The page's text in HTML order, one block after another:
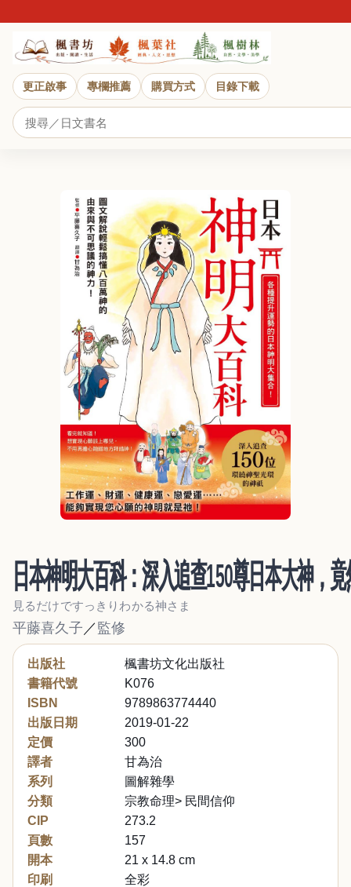
更正啟事 專欄推薦 購買方式 目錄下載
日本神明大百科：深入追查150尊日本大神，
見るだけですっきりわかる神さま
平藤喜久子 ／ 監修
出版社
楓書坊文化出版社
書籍代號
K076
ISBN
9789863774440
出版日期
2019-01-22
定價
300
譯者
甘為治
系列
圖解雜學
分類
宗教命理> 民間信仰
CIP
273.2
頁數
157
開本
21 x 14.8 cm
印刷
全彩